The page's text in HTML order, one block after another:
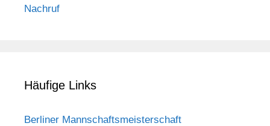
Nachruf
Häufige Links
Berliner Mannschaftsmeisterschaft